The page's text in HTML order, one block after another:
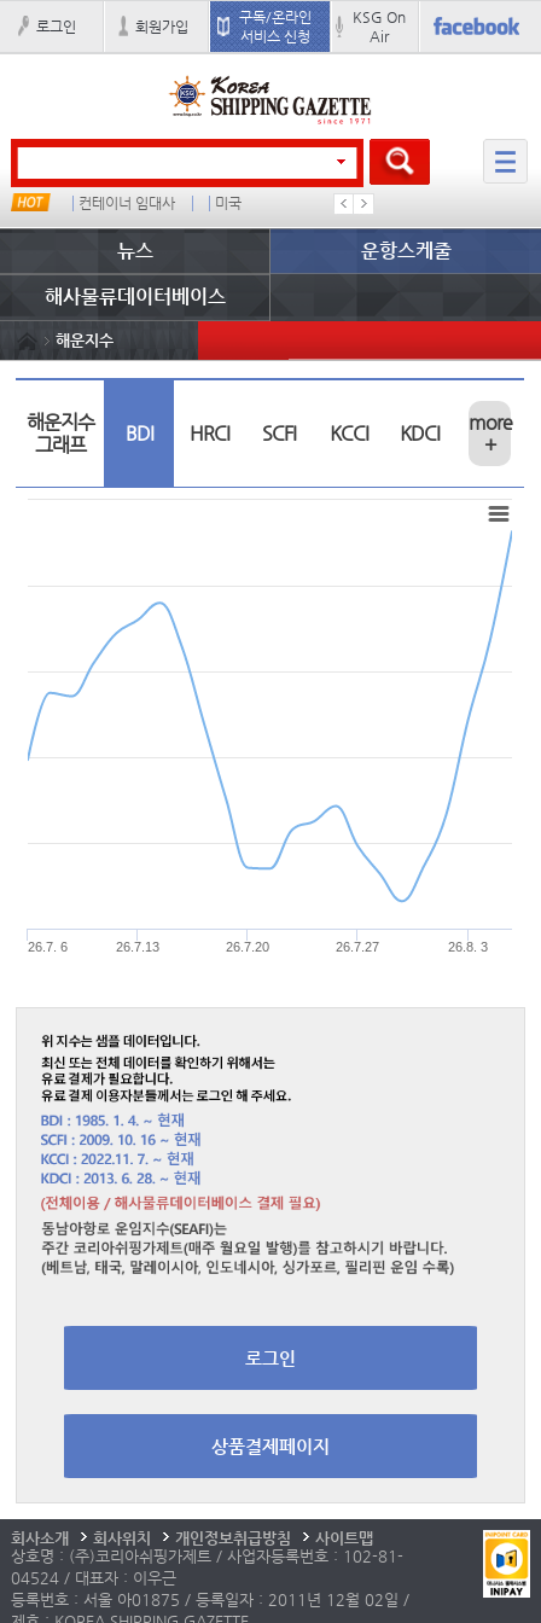
로그인 회원가입
구독/온라인
서비스 신청
KSG On
Air
컨테이너 임대사 미국
뉴스 운항스케줄
해사물류데이터베이스
해운지수
해운지수
그래프
BDI HRCI SCFI KCCI KDCI
more
+
26.7. 6 26.7.13 26.7.20 26.7.27 26.8. 3
로그인
상품결제페이지
회사소개 회사위치 개인정보취급방침
사이트맵
상호명 : (주)코리아쉬핑가제트 / 사업자등록번호 : 102-81-
04524 / 대표자 : 이우근
등록번호 : 서울 아01875 / 등록일자 : 2011년 12월 02일 /